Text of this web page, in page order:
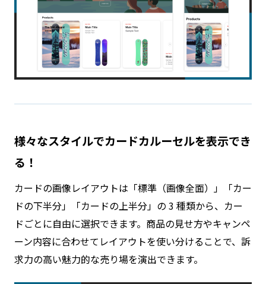
様々なスタイルでカードカルーセルを表示でき
る！
カードの画像レイアウトは「標準（画像全面）」「カー
ドの下半分」「カードの上半分」の 3 種類から、カー
ドごとに自由に選択できます。商品の見せ方やキャンペ
ーン内容に合わせてレイアウトを使い分けることで、訴
求力の高い魅力的な売り場を演出できます。